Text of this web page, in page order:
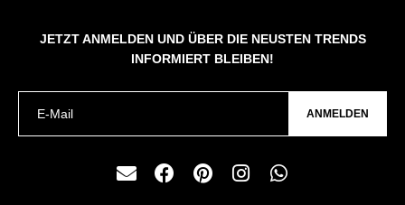
JETZT ANMELDEN UND ÜBER DIE NEUSTEN TRENDS
INFORMIERT BLEIBEN!
ANMELDEN